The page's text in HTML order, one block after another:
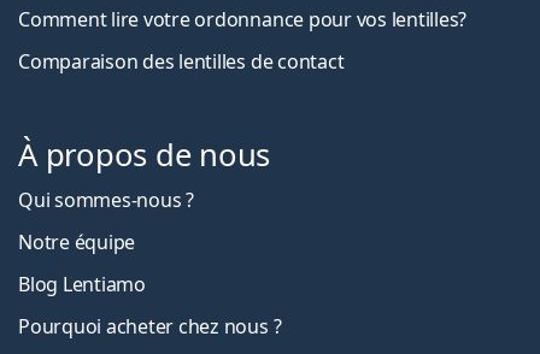
Comment lire votre ordonnance pour vos lentilles?
Comparaison des lentilles de contact
À propos de nous
Qui sommes-nous ?
Notre équipe
Blog Lentiamo
Pourquoi acheter chez nous ?